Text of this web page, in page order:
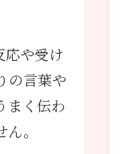
応や受け
の言葉や
まく伝わ
。